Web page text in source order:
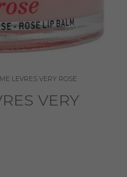
LEVRES VERY ROSE
VERY